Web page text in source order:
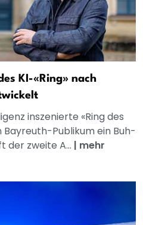
KI-«Ring» nach
inszenierte «Ring des
Publikum ein Buh-
der zweite A... | mehr